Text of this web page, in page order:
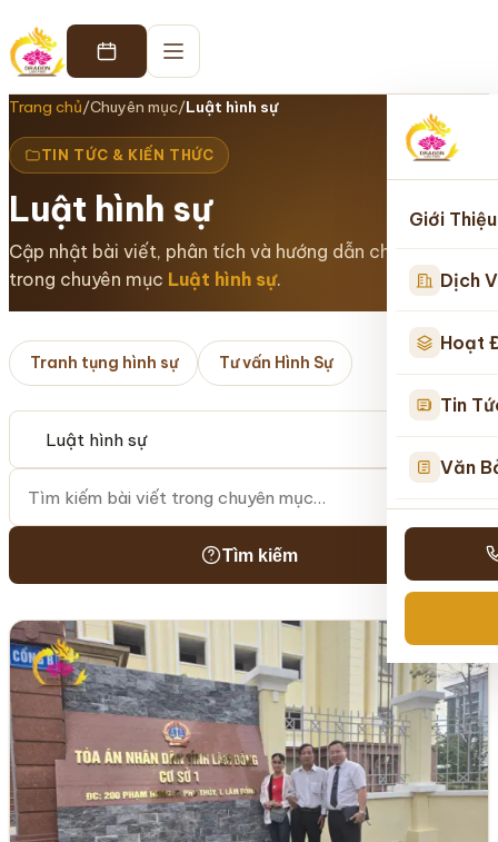
Giới Thiệu
Dịch
Hoạt
Tin
Văn
Trang chủ/Chuyên mục/Luật hình sự
TIN TỨC & KIẾN THỨC
Luật hình sự
Cập nhật bài viết, phân tích và hướng dẫn chuyên sâu
trong chuyên mục Luật hình sự.
Tranh tụng hình sự Tư vấn Hình Sự
Tìm kiếm